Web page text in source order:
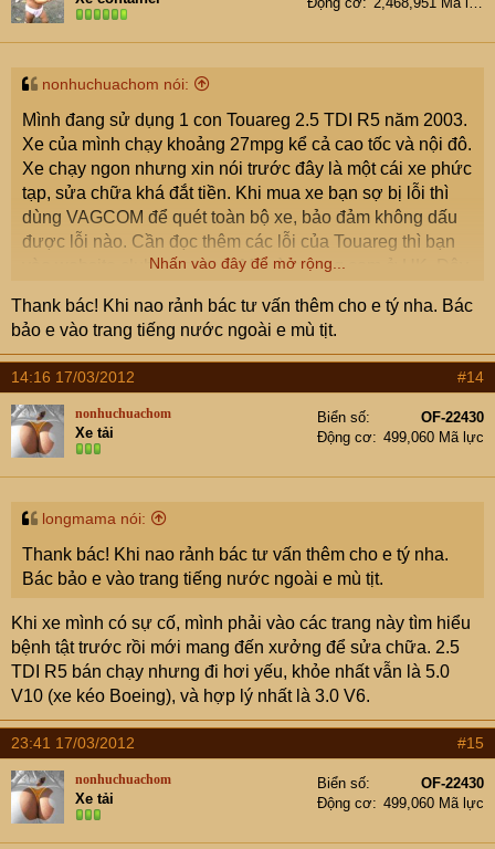
nonhuchuachom nói:
Mình đang sử dụng 1 con Touareg 2.5 TDI R5 năm 2003.
Xe của mình chạy khoảng 27mpg kể cả cao tốc và nội đô.
Xe chạy ngon nhưng xin nói trước đây là một cái xe phức
tạp, sửa chữa khá đắt tiền. Khi mua xe bạn sợ bị lỗi thì
dùng VAGCOM để quét toàn bộ xe, bảo đảm không dấu
được lỗi nào. Cần đọc thêm các lỗi của Touareg thì bạn
vào website clubtourareg ở Mỹ và mytreg.com ở UK. Đây
nhiều kinh nghiệm để học hỏi khi sử dụng xe này.
Minh sử dụng xe này cũng thích nhưng mỗi khi có vấn đề
là khá nhức đầu. Tuy nhiên, sự sung sướng khi lái xe
trên xa lộ bù lại tất cả.
Minh chỉ khuyên bạn không nên mua V10 vì hiếm có thợ
bạn mua xe ở Việt Nam có được thợ ngon không. Thợ ở
UK, bằng cấp đào tạo tính bằng kg mà gặp Touareg nhiều
khi cũng khóc.
tìm lỗi và sửa lỗi có chi phí thay phụ tùng rẻ nhất, sau đó
quét lại, sửa cho đến khi hết lỗi.
Nhấn vào đây để mở rộng...
Thank bác! Khi nao rảnh bác tư vấn thêm cho e tý nha. Bác
bảo e vào trang tiếng nước ngoài e mù tịt.
14:16 17/03/2012 #14
nonhuchuachom
Xe tải
Biển số
OF-22430
Động cơ
499,060 Mã lực
longmama nói:
Thank bác! Khi nao rảnh bác tư vấn thêm cho e tý nha.
Bác bảo e vào trang tiếng nước ngoài e mù tịt.
Khi xe mình có sự cố, mình phải vào các trang này tìm hiểu
bệnh tật trước rồi mới mang đến xưởng để sửa chữa. 2.5
TDI R5 bán chạy nhưng đi hơi yếu, khỏe nhất vẫn là 5.0
V10 (xe kéo Boeing), và hợp lý nhất là 3.0 V6.
23:41 17/03/2012 #15
nonhuchuachom
Xe tải
Biển số
OF-22430
Động cơ
499,060 Mã lực